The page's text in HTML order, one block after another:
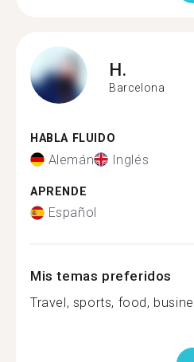
H.
Barcelona
HABLA FLUIDO
Alemán Inglés
APRENDE
Español
Mis temas preferidos
Travel, sports, food,